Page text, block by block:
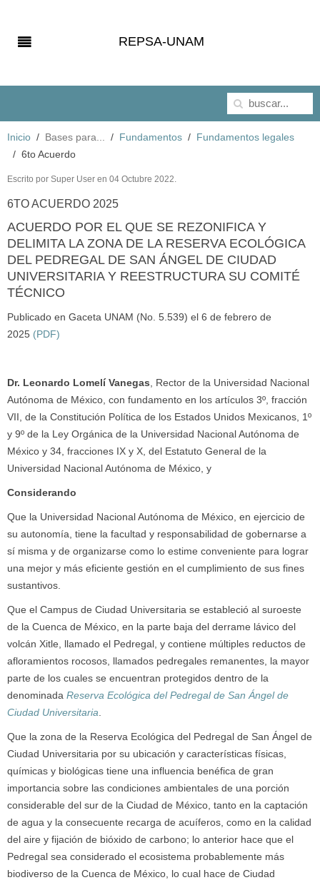
REPSA-UNAM
Inicio Bases para... Fundamentos
Fundamentos legales
6to Acuerdo
Escrito por Super User en 04 Octubre 2022.
6TO ACUERDO 2025
ACUERDO POR EL QUE SE REZONIFICA Y
DELIMITA LA ZONA DE LA RESERVA ECOLÓGICA
DEL PEDREGAL DE SAN ÁNGEL DE CIUDAD
UNIVERSITARIA Y REESTRUCTURA SU COMITÉ
TÉCNICO
Publicado en Gaceta UNAM (No. 5.539) el 6 de febrero de
2025 (PDF)
Dr. Leonardo Lomelí Vanegas , Rector de la Universidad Nacional
Autónoma de México, con fundamento en los artículos 3º, fracción
VII, de la Constitución Política de los Estados Unidos Mexicanos, 1º
y 9º de la Ley Orgánica de la Universidad Nacional Autónoma de
México y 34, fracciones IX y X, del Estatuto General de la
Universidad Nacional Autónoma de México, y
Considerando
Que la Universidad Nacional Autónoma de México, en ejercicio de
su autonomía, tiene la facultad y responsabilidad de gobernarse a
sí misma y de organizarse como lo estime conveniente para lograr
una mejor y más eficiente gestión en el cumplimiento de sus fines
sustantivos.
Que el Campus de Ciudad Universitaria se estableció al suroeste
de la Cuenca de México, en la parte baja del derrame lávico del
volcán Xitle, llamado el Pedregal, y contiene múltiples reductos de
afloramientos rocosos, llamados pedregales remanentes, la mayor
parte de los cuales se encuentran protegidos dentro de la
denominada Reserva Ecológica del Pedregal de San Ángel de
Ciudad Universitaria
Que la zona de la Reserva Ecológica del Pedregal de San Ángel de
Ciudad Universitaria por su ubicación y características físicas,
químicas y biológicas tiene una influencia benéfica de gran
importancia sobre las condiciones ambientales de una porción
considerable del sur de la Ciudad de México, tanto en la captación
de agua y la consecuente recarga de acuíferos, como en la calidad
del aire y fijación de bióxido de carbono; lo anterior hace que el
Pedregal sea considerado el ecosistema probablemente más
biodiverso de la Cuenca de México, lo cual hace de Ciudad